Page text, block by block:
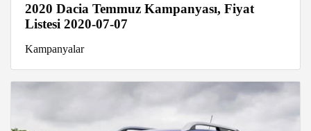
2020 Dacia Temmuz Kampanyası, Fiyat
Listesi 2020-07-07
Kampanyalar